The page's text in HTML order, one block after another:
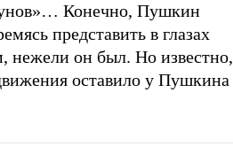
Конечно, Пушкин
представить в глазах
нежели он был. Но известно,
оставило у Пушкина